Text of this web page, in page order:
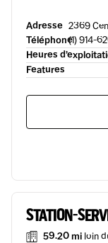
Adresse 2369
Téléphone(1) 914-
Heures
Features
STATION-
59.20 mi loin